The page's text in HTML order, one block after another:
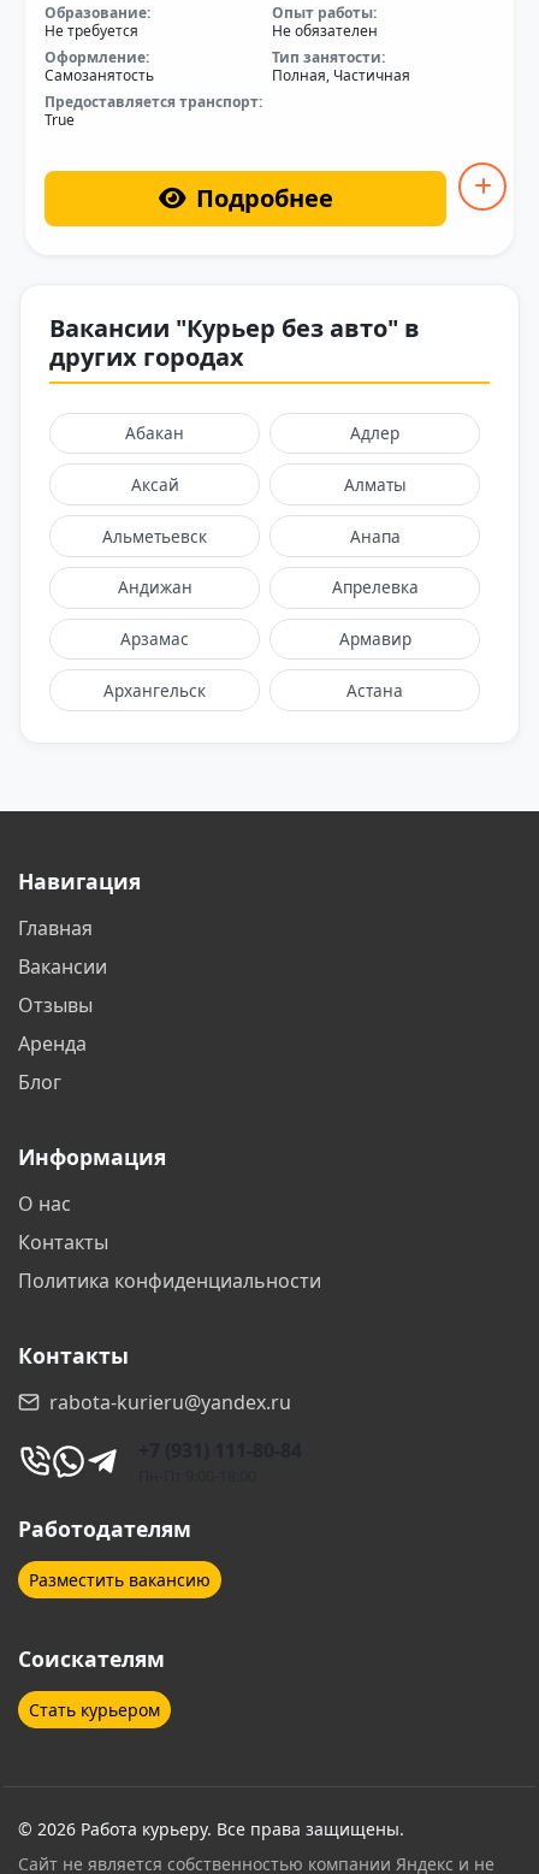
Образование:
Не требуется
Опыт работы:
Не обязателен
Оформление:
Самозанятость
Тип занятости:
Полная, Частичная
Предоставляется транспорт:
True
Подробнее
Вакансии "Курьер без авто" в
других городах
Абакан Адлер
Аксай Алматы
Альметьевск Анапа
Андижан Апрелевка
Арзамас Армавир
Архангельск Астана
Белореченск
Владикавказ
Всеволожск
Гатчина
Дзержинск
Домодедово
Елабуга
Железнодорожный
Иваново Ивантеевка
Навигация
Главная
Вакансии
Отзывы
Аренда
Блог
Информация
О нас
Контакты
Политика конфиденциальности
Контакты
rabota-kurieru@yandex.ru
Работодателям
Разместить вакансию
Соискателям
Стать курьером
© 2026 Работа курьеру. Все права защищены.
Сайт не является собственностью компании Яндекс и не